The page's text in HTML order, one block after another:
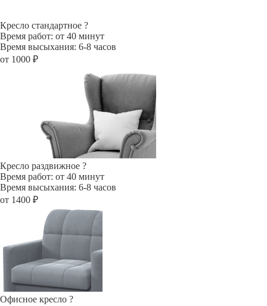
Кресло стандартное ?
Время работ: от 40 минут
Время высыхания: 6-8 часов
от 1000 ₽
Кресло раздвижное ?
Время работ: от 40 минут
Время высыхания: 6-8 часов
от 1400 ₽
Офисное кресло ?